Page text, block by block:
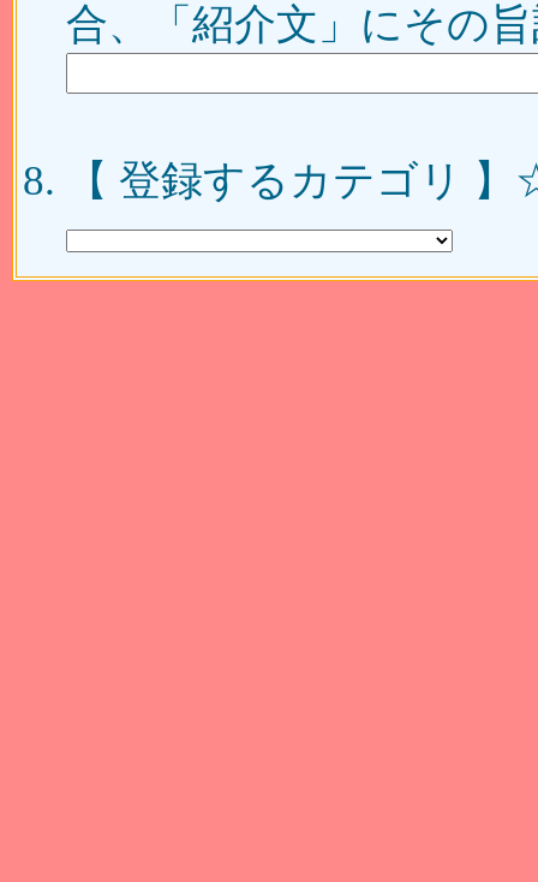
合、「紹介文」にその
【 登録するカテゴリ